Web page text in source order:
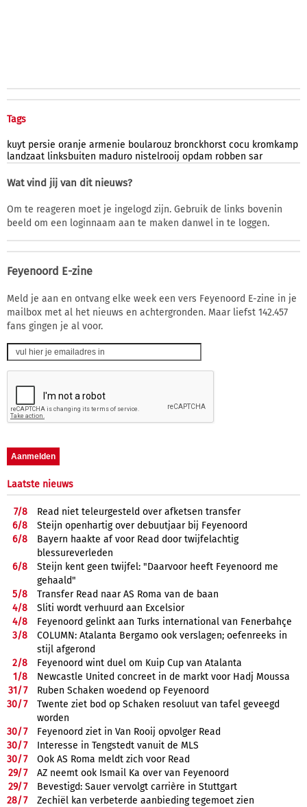
Tags
kuyt persie oranje armenie boularouz bronckhorst cocu kromkamp
landzaat linksbuiten maduro nistelrooij opdam robben sar
Wat vind jij van dit nieuws?
Om te reageren moet je ingelogd zijn. Gebruik de links bovenin
beeld om een loginnaam aan te maken danwel in te loggen.
Feyenoord E-zine
Meld je aan en ontvang elke week een vers Feyenoord E-zine in je
mailbox met al het nieuws en achtergronden. Maar liefst 142.457
fans gingen je al voor.
Laatste nieuws
7/8
Read niet teleurgesteld over afketsen transfer
6/8
Steijn openhartig over debuutjaar bij Feyenoord
6/8
Bayern haakte af voor Read door twijfelachtig
blessureverleden
6/8
Steijn kent geen twijfel: "Daarvoor heeft Feyenoord me
gehaald"
5/8
Transfer Read naar AS Roma van de baan
4/8
Sliti wordt verhuurd aan Excelsior
4/8
Feyenoord gelinkt aan Turks international van Fenerbahçe
3/8
COLUMN: Atalanta Bergamo ook verslagen; oefenreeks in
stijl afgerond
2/8
Feyenoord wint duel om Kuip Cup van Atalanta
1/8
Newcastle United concreet in de markt voor Hadj Moussa
31/7
Ruben Schaken woedend op Feyenoord
30/7
Twente ziet bod op Schaken resoluut van tafel geveegd
worden
30/7
Feyenoord ziet in Van Rooij opvolger Read
30/7
Interesse in Tengstedt vanuit de MLS
30/7
Ook AS Roma meldt zich voor Read
29/7
AZ neemt ook Ismail Ka over van Feyenoord
29/7
Bevestigd: Sauer vervolgt carrière in Stuttgart
28/7
Zechiël kan verbeterde aanbieding tegemoet zien